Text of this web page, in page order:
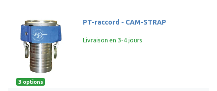
3 options
PT-raccord - CAM-STRAP
Livraison en 3-4 jours